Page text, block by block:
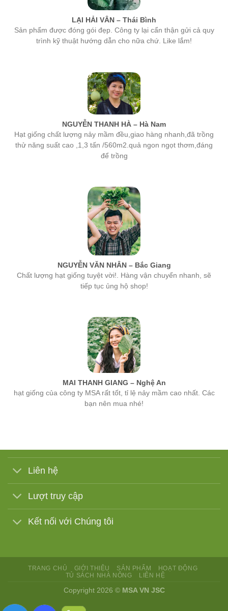
LẠI HẢI VÂN – Thái Bình
Sản phẩm được đóng gói đẹp. Công ty lại cẩn thận gửi cả quy
trình kỹ thuật hướng dẫn cho nữa chứ. Like lắm!
NGUYỄN THANH HÀ – Hà Nam
Hạt giống chất lượng nảy mầm đều,giao hàng nhanh,đã trồng
thử năng suất cao ,1,3 tấn /560m2.quả ngon ngọt thơm,đáng
để trồng
NGUYỄN VĂN NHÂN – Bắc Giang
Chất lượng hạt giống tuyệt vời!. Hàng vận chuyển nhanh, sẽ
tiếp tục ủng hộ shop!
MAI THANH GIANG – Nghệ An
hạt giống của công ty MSA rất tốt, tỉ lệ nảy mầm cao nhất. Các
bạn nên mua nhé!
Liên hệ
Lượt truy cập
Kết nối với Chúng tôi
Copyright 2026 ©MSA VN JSC